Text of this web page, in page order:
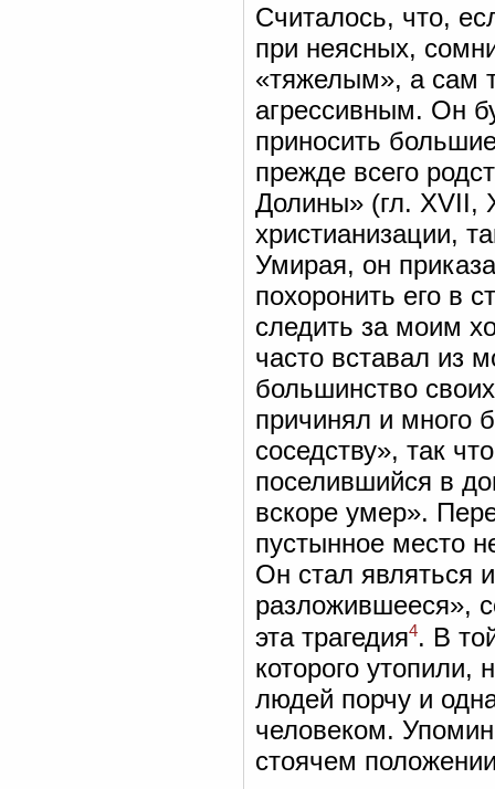
Считалось, что,
при неясных,
«тяжелым», а сам
агрессивным. Он
приносить
прежде всего
Долины» (гл. XVII,
христианизации,
Умирая, он
похоронить его в
следить за моим
часто вставал из
большинство
причинял и много
соседству», так
поселившийся в
вскоре умер».
пустынное место
Он стал являться
разложившееся»,
эта трагедия4. В
которого утопили,
людей порчу и
человеком.
стоячем